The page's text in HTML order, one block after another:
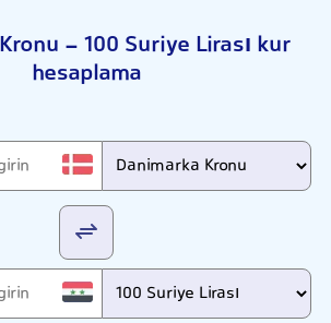
- 100 Suriye Lirası kur
hesaplama